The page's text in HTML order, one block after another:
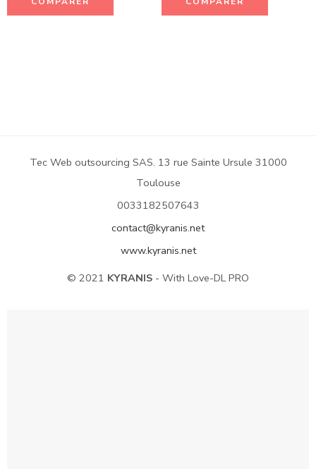
Tec Web outsourcing SAS. 13 rue Sainte Ursule 31000
Toulouse
0033182507643
contact@kyranis.net
www.kyranis.net
© 2021 KYRANIS - With Love-DL PRO